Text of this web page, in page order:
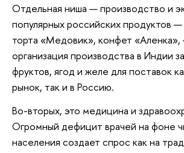
Отдельная ниша — производство и
популярных российских продуктов
торта «Медовик», конфет
организация производства в Индии
фруктов, ягод и желе для поставок
рынок, так и в Россию.
Во-вторых, это медицина и
Огромный дефицит врачей на фоне
населения создает спрос как на